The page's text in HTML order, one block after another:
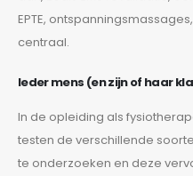
EPTE,
centraal.
Ieder mens (en zijn of haar
In de opleiding als
testen de verschillende
te onderzoeken en deze